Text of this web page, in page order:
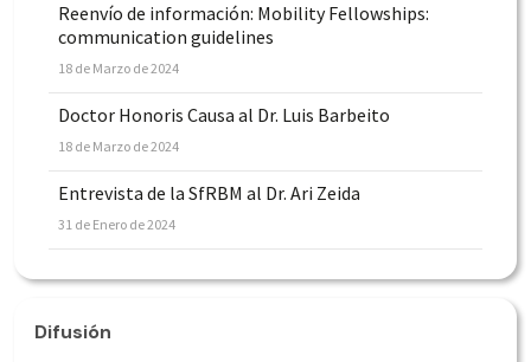
Reenvío de información: Mobility Fellowships:
communication guidelines
18 de Marzo de 2024
Doctor Honoris Causa al Dr. Luis Barbeito
18 de Marzo de 2024
Entrevista de la SfRBM al Dr. Ari Zeida
31 de Enero de 2024
Difusión